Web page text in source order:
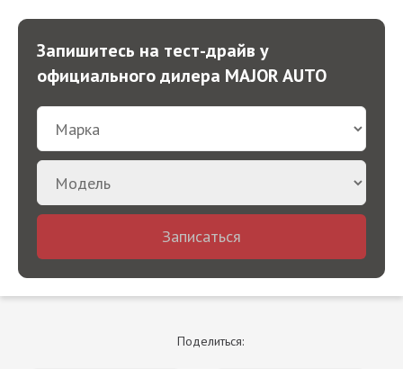
Запишитесь на тест-драйв у
официального дилера MAJOR AUTO
Записаться
Поделиться: